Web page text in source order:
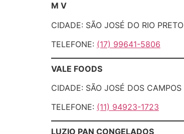
M V
CIDADE: SÃO JOSÉ DO RIO PRETO
TELEFONE: (17) 99641-5806
VALE FOODS
CIDADE: SÃO JOSÉ DOS CAMPOS
TELEFONE: (11) 94923-1723
LUZIO PAN CONGELADOS